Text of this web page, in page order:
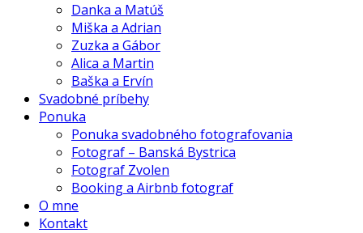
Danka a Matúš
Miška a Adrian
Zuzka a Gábor
Alica a Martin
Baška a Ervín
Svadobné príbehy
Ponuka
Ponuka svadobného fotografovania
Fotograf – Banská Bystrica
Fotograf Zvolen
Booking a Airbnb fotograf
O mne
Kontakt